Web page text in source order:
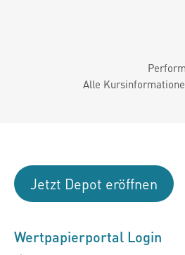
Alle
Jetzt Depot eröffnen
Wertpapierportal Login